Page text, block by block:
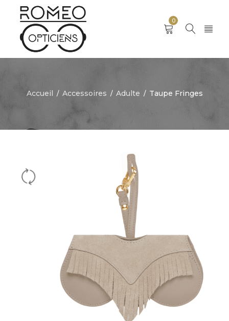
0
Accueil / Accessoires / Adulte / Taupe Fringes